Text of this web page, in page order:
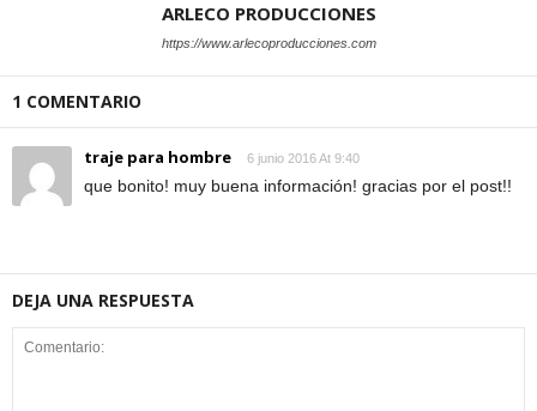
ARLECO PRODUCCIONES
https://www.arlecoproducciones.com
1 COMENTARIO
traje para hombre 6 junio 2016 At 9:40
que bonito! muy buena información! gracias por el post!!
DEJA UNA RESPUESTA